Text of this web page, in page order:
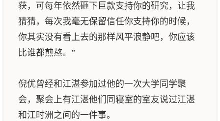
获，可每年依然砸下巨款支持你的研究，让我
猜猜，每次我毫无保留信任你支持你的时候，
你其实没有看上去的那样风平浪静吧，你应该
比谁都煎熬。”
倪优曾经和江湛参加过他的一次大学同学聚
会，聚会上有江湛他们同寝室的室友说过江湛
和江时洲之间的一件事。